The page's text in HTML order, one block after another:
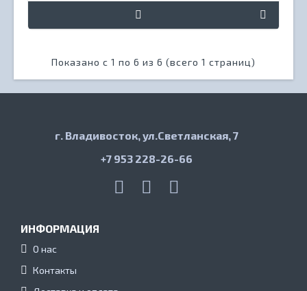
Показано с 1 по 6 из 6 (всего 1 страниц)
г. Владивосток, ул.Светланская, 7
+7 953 228-26-66
ИНФОРМАЦИЯ
О нас
Контакты